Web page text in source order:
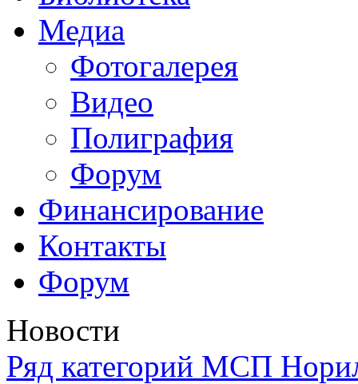
Медиа
Фотогалерея
Видео
Полиграфия
Форум
Финансирование
Контакты
Форум
Новости
Ряд категорий МСП